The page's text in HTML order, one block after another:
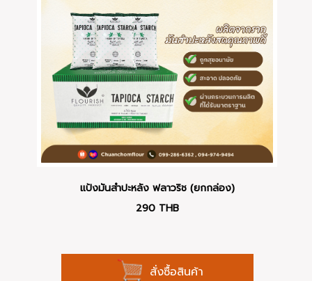
แป้งมันสำปะหลัง ฟลาวริช (ยกกล่อง)
290 THB
สั่งซื้อสินค้า